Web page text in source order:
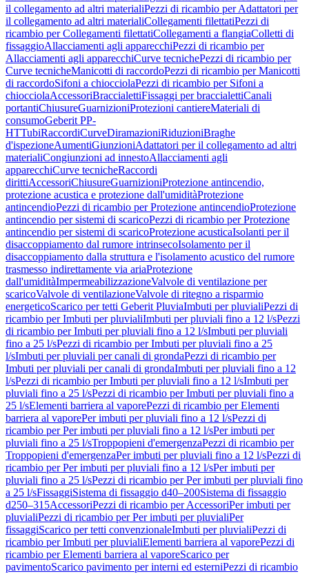
il collegamento ad altri materialiPezzi di ricambio per Adattatori per
il collegamento ad altri materialiCollegamenti filettatiPezzi di
ricambio per Collegamenti filettatiCollegamenti a flangiaColletti di
fissaggioAllacciamenti agli apparecchiPezzi di ricambio per
Allacciamenti agli apparecchiCurve tecnichePezzi di ricambio per
Curve tecnicheManicotti di raccordoPezzi di ricambio per Manicotti
di raccordoSifoni a chiocciolaPezzi di ricambio per Sifoni a
chiocciolaAccessoriBraccialettiFissaggi per braccialettiCanali
portantiChiusureGuarnizioniProtezioni cantiereMateriali di
consumoGeberit PP-
HTTubiRaccordiCurveDiramazioniRiduzioniBraghe
d'ispezioneAumentiGiunzioniAdattatori per il collegamento ad altri
materialiCongiunzioni ad innestoAllacciamenti agli
apparecchiCurve tecnicheRaccordi
dirittiAccessoriChiusureGuarnizioniProtezione antincendio,
protezione acustica e protezione dall'umiditàProtezione
antincendioPezzi di ricambio per Protezione antincendioProtezione
antincendio per sistemi di scaricoPezzi di ricambio per Protezione
antincendio per sistemi di scaricoProtezione acusticaIsolanti per il
disaccoppiamento dal rumore intrinsecoIsolamento per il
disaccoppiamento dalla struttura e l'isolamento acustico del rumore
trasmesso indirettamente via ariaProtezione
dall'umiditàImpermeabilizzazioneValvole di ventilazione per
scaricoValvole di ventilazioneValvole di ritegno a risparmio
energeticoScarico per tetti Geberit PluviaImbuti per pluvialiPezzi di
ricambio per Imbuti per pluvialiImbuti per pluviali fino a 12 l/sPezzi
di ricambio per Imbuti per pluviali fino a 12 l/sImbuti per pluviali
fino a 25 l/sPezzi di ricambio per Imbuti per pluviali fino a 25
l/sImbuti per pluviali per canali di grondaPezzi di ricambio per
Imbuti per pluviali per canali di grondaImbuti per pluviali fino a 12
l/sPezzi di ricambio per Imbuti per pluviali fino a 12 l/sImbuti per
pluviali fino a 25 l/sPezzi di ricambio per Imbuti per pluviali fino a
25 l/sElementi barriera al vaporePezzi di ricambio per Elementi
barriera al vaporePer imbuti per pluviali fino a 12 l/sPezzi di
ricambio per Per imbuti per pluviali fino a 12 l/sPer imbuti per
pluviali fino a 25 l/sTroppopieni d'emergenzaPezzi di ricambio per
Troppopieni d'emergenzaPer imbuti per pluviali fino a 12 l/sPezzi di
ricambio per Per imbuti per pluviali fino a 12 l/sPer imbuti per
pluviali fino a 25 l/sPezzi di ricambio per Per imbuti per pluviali fino
a 25 l/sFissaggiSistema di fissaggio d40–200Sistema di fissaggio
d250–315AccessoriPezzi di ricambio per AccessoriPer imbuti per
pluvialiPezzi di ricambio per Per imbuti per pluvialiPer
fissaggiScarico per tetti convenzionaleImbuti per pluvialiPezzi di
ricambio per Imbuti per pluvialiElementi barriera al vaporePezzi di
ricambio per Elementi barriera al vaporeScarico per
pavimentoScarico pavimento per interni ed esterniPezzi di ricambio